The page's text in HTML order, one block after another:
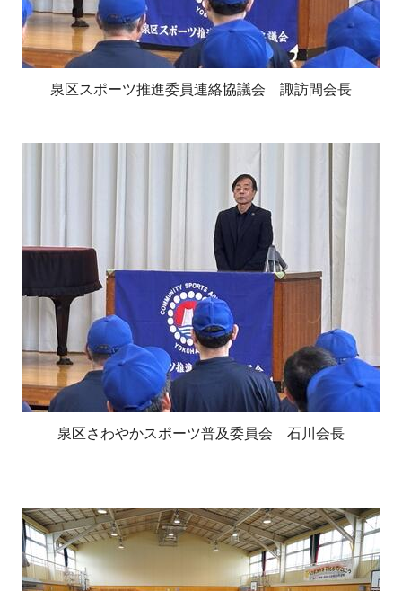
泉区スポーツ推進委員連絡協議会 諏訪間会長
泉区さわやかスポーツ普及委員会 石川会長